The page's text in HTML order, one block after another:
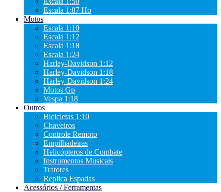
Escala 1:87 Ho
Motos
Escala 1:10
Escala 1:12
Escala 1:18
Escala 1:24
Harley-Davidson 1:12
Harley-Davidson 1:18
Harley-Davidson 1:24
Motos Gp
Vespa 1:18
Outros
Bicicletas 1:10
Chaveiros
Controle Remoto
Empilhadeiras
Helicópteros de Combate
Instrumentos Musicais
Tratores
Replica Espadas
Acessórios / Ferramentas